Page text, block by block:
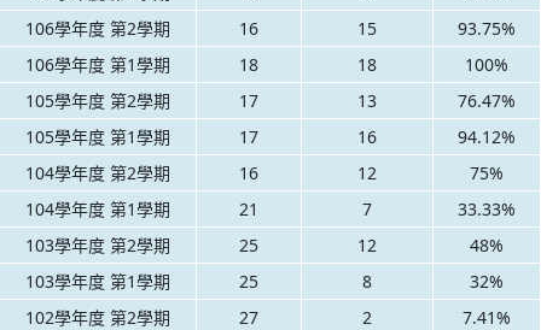
106學年度 第2學期
16 15
93.75%
106學年度 第1學期
18 18
100%
105學年度 第2學期
17 13
76.47%
105學年度 第1學期
17 16
94.12%
104學年度 第2學期
16 12
75%
104學年度 第1學期
21 7
33.33%
103學年度 第2學期
25 12
48%
103學年度 第1學期
25 8
32%
102學年度 第2學期
27 2
7.41%